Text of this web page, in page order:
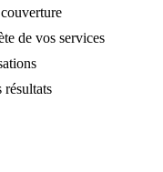
de vos services
résultats